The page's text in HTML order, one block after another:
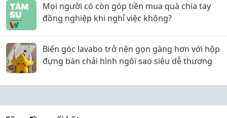
Mọi người có còn góp tiền mua quà chia tay
đồng nghiệp khi nghỉ việc không?
Biến góc lavabo trở nên gọn gàng hơn với hộp
đựng bàn chải hình ngôi sao siêu dễ thương